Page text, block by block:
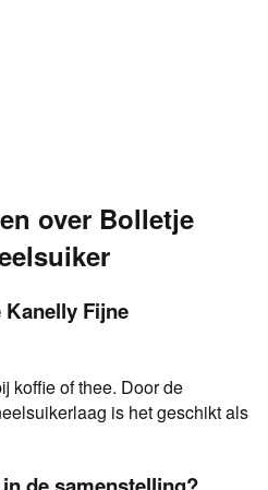
over Bolletje
Kanelly Fijne
koffie of thee. Door de
is het geschikt als